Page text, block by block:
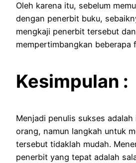
Oleh karena itu, sebelum
dengan penerbit buku,
mengkaji penerbit tersebut dan
mempertimbangkan beberapa
Kesimpulan :
Menjadi penulis sukses
orang, namun langkah untuk
tersebut tidaklah mudah.
penerbit yang tepat adalah